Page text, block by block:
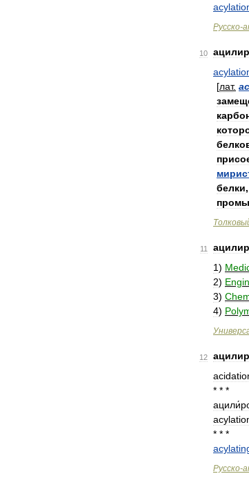
Русско-
10
[лат.
белки,
11
1)
2)
3)
4)
12
* * *
* * *
Русско-